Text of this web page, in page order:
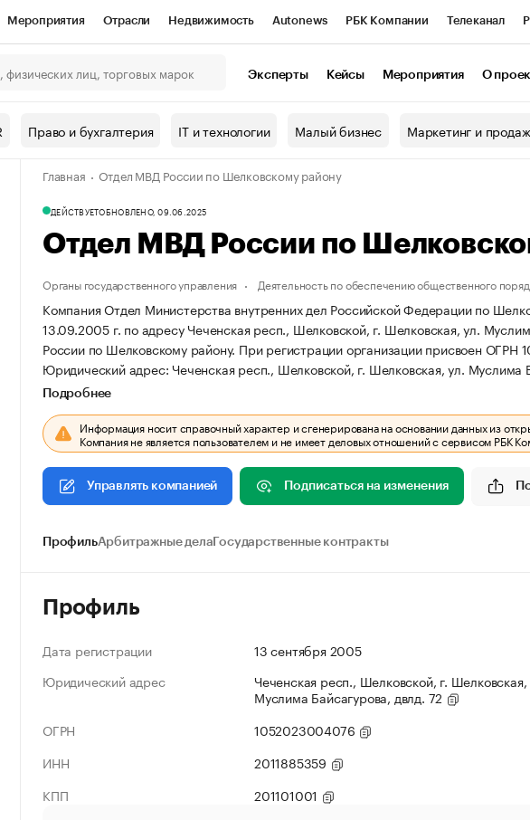
Мероприятия Отрасли Недвижимость Autonews РБК Компании Телеканал
Спецпроекты Проверка контрагентов
наличной валюты
Эксперты Кейсы Мероприятия О
Право и бухгалтерия IT и технологии Малый бизнес Маркетинг и
Главная Отдел МВД России по Шелковскому району
ДЕЙСТВУЕТОБНОВЛЕНО, 09.06.2025
Отдел МВД России по
Органы государственного управления Деятельность по обеспечению общественного
Компания Отдел Министерства внутренних дел Российской Федерации по
13.09.2005 г. по адресу Чеченская респ., Шелковской, г. Шелковская, ул.
России по Шелковскому району. При регистрации организации присвоен
Юридический адрес: Чеченская респ., Шелковской, г. Шелковская, ул. Муслима
Подробнее
Информация носит справочный характер и сгенерирована на основании данных из
Компания не является пользователем и не имеет деловых отношений с сервисом РБК
Управлять компанией Подписаться на изменения
ПрофильАрбитражные дела Государственные контракты
Профиль
Дата регистрации
13 сентября 2005
Юридический адрес
Чеченская респ., Шелковской, г. Шелковская,
Муслима Байсагурова, двлд. 72
ОГРН
1052023004076
ИНН
2011885359
КПП
201101001